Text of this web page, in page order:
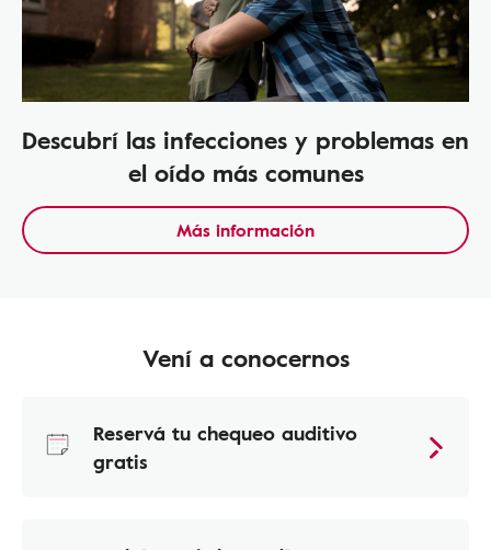
Descubrí las infecciones y problemas en
el oído más comunes
Más información
Vení a conocernos
Reservá tu chequeo auditivo
gratis